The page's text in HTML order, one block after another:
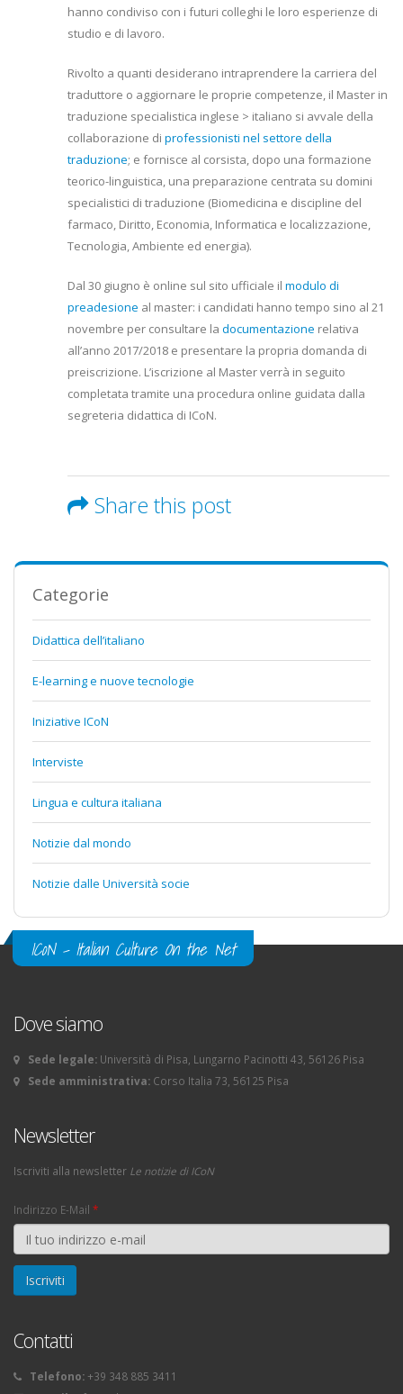
hanno condiviso con i futuri colleghi le loro esperienze di
studio e di lavoro.
Rivolto a quanti desiderano intraprendere la carriera del
traduttore o aggiornare le proprie competenze, il Master in
traduzione specialistica inglese > italiano si avvale della
collaborazione di professionisti nel settore della
traduzione; e fornisce al corsista, dopo una formazione
teorico-linguistica, una preparazione centrata su domini
specialistici di traduzione (Biomedicina e discipline del
farmaco, Diritto, Economia, Informatica e localizzazione,
Tecnologia, Ambiente ed energia).
Dal 30 giugno è online sul sito ufficiale il modulo di
preadesione al master: i candidati hanno tempo sino al 21
novembre per consultare la documentazione relativa
all’anno 2017/2018 e presentare la propria domanda di
preiscrizione. L’iscrizione al Master verrà in seguito
completata tramite una procedura online guidata dalla
segreteria didattica di ICoN.
Share this post
Categorie
Didattica dell’italiano
E-learning e nuove tecnologie
Iniziative ICoN
Interviste
Lingua e cultura italiana
Notizie dal mondo
Notizie dalle Università socie
ICoN - Italian Culture On the Net
Dove siamo
Sede legale: Università di Pisa, Lungarno Pacinotti 43, 56126 Pisa
Sede amministrativa: Corso Italia 73, 56125 Pisa
Newsletter
Iscriviti alla newsletter Le notizie di ICoN
Indirizzo E-Mail *
Contatti
Telefono: +39 348 885 3411